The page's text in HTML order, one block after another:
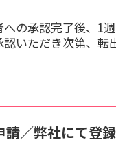
の承認完了後、1
いただき次第、転
／弊社にて登